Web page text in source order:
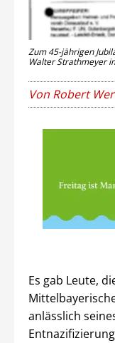
Zum 45-jährigen
Walter Strathmeyer
Von Robert
Es gab Leute,
anlässlich